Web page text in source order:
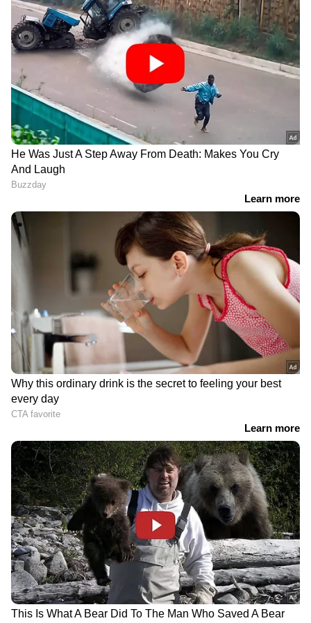
കോമഡി വേഷങ്ങളില്‍ തിളങ്ങിയ തമിഴ് താരം
DOWNLOAD APP
സിനിമകളിൽ നിന്ന്
വരെ,
Interview
വരെ — എല്ലാEntertainment
News
ഒരൊറ്റ ക്ലിക്കിൽ. ഏറ്റവും പുതിയ
Movie Release
,Malayalam Movie Review,
Box Office Collection — എല്ലാം ഇപ്പോൾ
നിങ്ങളുടെ മുന്നിൽ. എപ്പോഴും എവിടെയും
എന്റർടൈൻമെന്റിന്റെ താളത്തിൽ ചേരാൻ
ഏഷ്യാനെറ്റ് ന്യൂസ് മലയാളം വാർത്തകൾ
RECOMMENDED STORIES